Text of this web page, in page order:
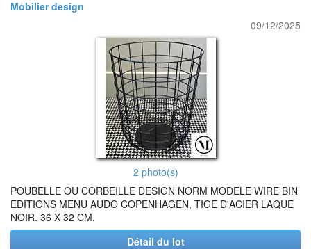
Mobilier design
09/12/2025
2 photo(s)
POUBELLE OU CORBEILLE DESIGN NORM MODELE WIRE BIN
EDITIONS MENU AUDO COPENHAGEN, TIGE D'ACIER LAQUE
NOIR. 36 X 32 CM.
Détail du lot